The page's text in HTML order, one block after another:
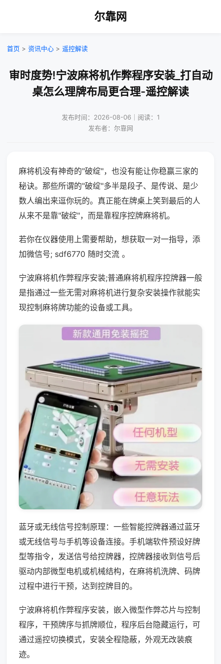
尔靠网
首页 > 资讯中心 > 遥控解读
审时度势!宁波麻将机作弊程序安装_打自动
桌怎么理牌布局更合理-遥控解读
发布时间：2026-08-06｜阅读：1
发布者：尔靠网
麻将机没有神奇的"破绽"，也没有能让你稳赢三家的
秘诀。那些所谓的"破绽"多半是段子、是传说、是少
数人编出来逗你玩的。真正能在牌桌上笑到最后的人
从来不是靠"破绽"，而是靠程序控牌麻将机。
若你在仪器使用上需要帮助，想获取一对一指导，添
加微信号; sdf6770 随时交流 。
宁波麻将机作弊程序安装;普通麻将机程序控牌器一般
是指通过一些无需对麻将机进行复杂安装操作就能实
现控制麻将牌功能的设备或工具。
蓝牙或无线信号控制原理：一些智能控牌器通过蓝牙
或无线信号与手机等设备连接。手机端软件预设好牌
型等指令，发送信号给控牌器，控牌器接收到信号后
驱动内部微型电机或机械结构，在麻将机洗牌、码牌
过程中进行干预，达到控牌目的。
宁波麻将机作弊程序安装，嵌入微型作弊芯片与控制
程序，干预牌序与抓牌顺位，程序后台隐藏运行，可
通过遥控切换模式，安装全程隐蔽，外观无改装痕
迹。